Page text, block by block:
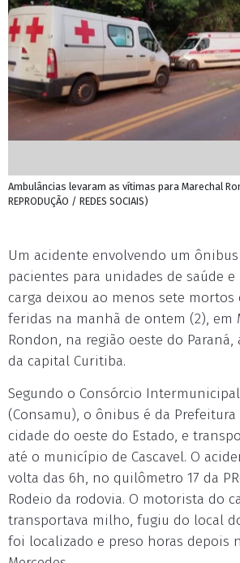
Ambulâncias levaram as vítimas para Marechal
REPRODUÇÃO / REDES SOCIAIS)
Um acidente envolvendo um
pacientes para unidades de saúde
carga deixou ao menos sete mortos
feridas na manhã de ontem (2), em
Rondon, na região oeste do Paraná,
da capital Curitiba.
Segundo o Consórcio
(Consamu), o ônibus é da Prefeitura
cidade do oeste do Estado, e
até o município de Cascavel. O
volta das 6h, no quilômetro 17 da
Rodeio da rodovia. O motorista do
transportava milho, fugiu do local
foi localizado e preso horas depois